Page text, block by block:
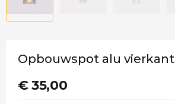
Opbouwspot alu vierkant
€ 35,00